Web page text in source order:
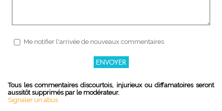
Me notifier l'arrivée de nouveaux commentaires
Tous les commentaires discourtois, injurieux ou diffamatoires seront
aussitôt supprimés par le modérateur.
Signaler un abus